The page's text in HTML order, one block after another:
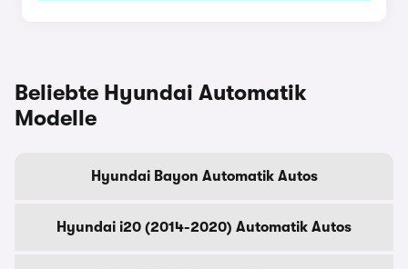
Beliebte Hyundai Automatik
Modelle
Hyundai Bayon Automatik Autos
Hyundai i20 (2014-2020) Automatik Autos